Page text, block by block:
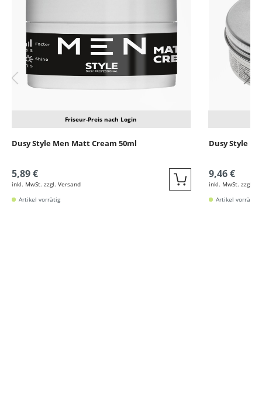
Friseur-Preis nach Login
Dusy Style Men Matt Cream 50ml
5,89 €
inkl. MwSt. zzgl. Versand Quickbuy
Artikel vorrätig
Dusy Style
9,46 €
inkl. MwSt. zzgl.
Artikel vorrätig